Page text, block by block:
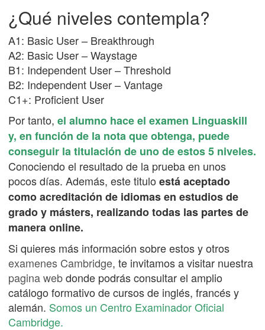
¿Qué niveles contempla?
A1: Basic User – Breakthrough
A2: Basic User – Waystage
B1: Independent User – Threshold
B2: Independent User – Vantage
C1+: Proficient User
Por tanto, el alumno hace el examen Linguaskill
y, en función de la nota que obtenga, puede
conseguir la titulación de uno de estos 5 niveles.
Conociendo el resultado de la prueba en unos
pocos días. Además, este titulo está aceptado
como acreditación de idiomas en estudios de
grado y másters, realizando todas las partes de
manera online.
Si quieres más información sobre estos y otros
examenes Cambridge, te invitamos a visitar nuestra
pagina webdonde podrás consultar el amplio
catálogo formativo de cursos de inglés, francés y
alemán. Somos un Centro Examinador Oficial
Cambridge.